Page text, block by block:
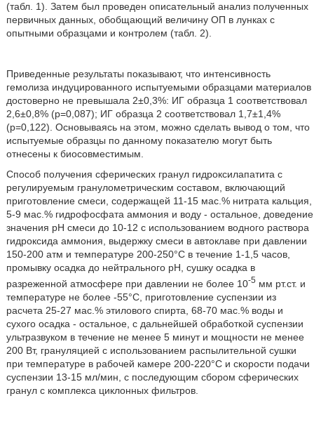
(табл. 1). Затем был проведен описательный анализ полученных
первичных данных, обобщающий величину ОП в лунках с
опытными образцами и контролем (табл. 2).
Приведенные результаты показывают, что интенсивность
гемолиза индуцированного испытуемыми образцами материалов
достоверно не превышала 2±0,3%: ИГ образца 1 соответствовал
2,6±0,8% (р=0,087); ИГ образца 2 соответствовал 1,7±1,4%
(р=0,122). Основываясь на этом, можно сделать вывод о том, что
испытуемые образцы по данному показателю могут быть
отнесены к биосовместимым.
Способ получения сферических гранул гидроксилапатита с
регулируемым гранулометрическим составом, включающий
приготовление смеси, содержащей 11-15 мас.% нитрата кальция,
5-9 мас.% гидрофосфата аммония и воду - остальное, доведение
значения рН смеси до 10-12 с использованием водного раствора
гидроксида аммония, выдержку смеси в автоклаве при давлении
150-200 атм и температуре 200-250°С в течение 1-1,5 часов,
промывку осадка до нейтрального рН, сушку осадка в
разреженной атмосфере при давлении не более 10-5 мм рт.ст. и
температуре не более -55°С, приготовление суспензии из
расчета 25-27 мас.% этилового спирта, 68-70 мас.% воды и
сухого осадка - остальное, с дальнейшей обработкой суспензии
ультразвуком в течение не менее 5 минут и мощности не менее
200 Вт, грануляцией с использованием распылительной сушки
при температуре в рабочей камере 200-220°С и скорости подачи
суспензии 13-15 мл/мин, с последующим сбором сферических
гранул с комплекса циклонных фильтров.